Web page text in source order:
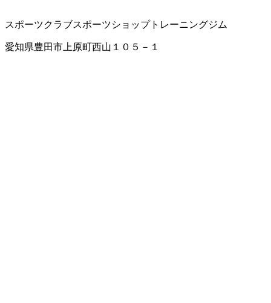
スポーツクラブスポーツショップトレーニングジム
愛知県豊田市上原町西山１０５－１